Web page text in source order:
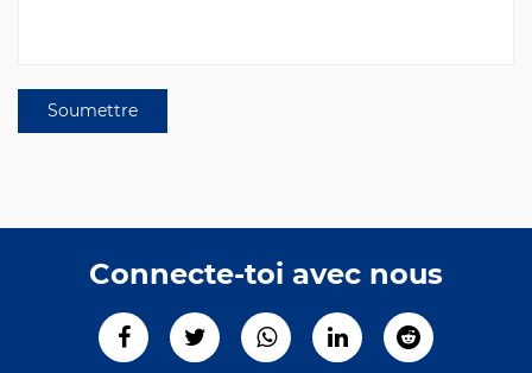
Connecte-toi avec nous